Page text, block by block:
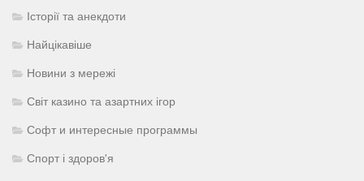
Історії та анекдоти
Найцікавіше
Новини з мережі
Світ казино та азартних ігор
Софт и интересные программы
Спорт і здоров'я